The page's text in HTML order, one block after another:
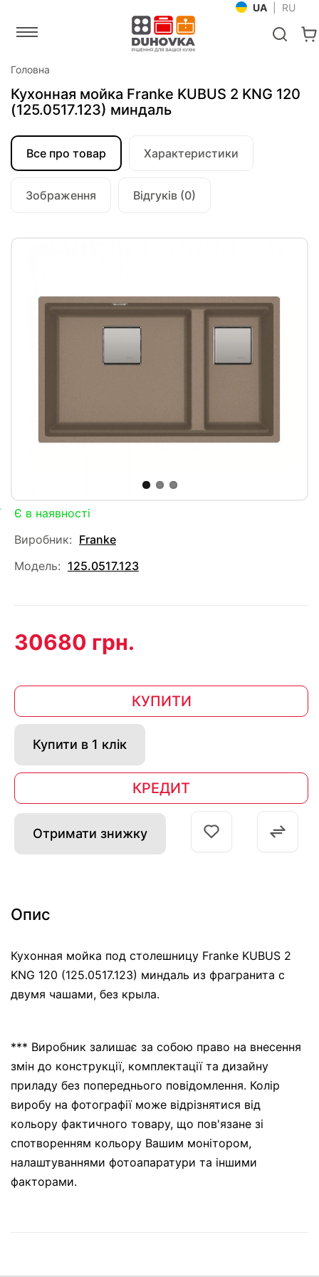
UA RU
Головна
Кухонная мойка Franke KUBUS 2 KNG 120
(125.0517.123) миндаль
Все про товар Характеристики
Зображення Відгуків (0)
Є в наявності
Виробник: Franke
Модель: 125.0517.123
30680 грн.
КУПИТИ
Купити в 1 клік
КРЕДИТ
Отримати знижку
Опис
Кухонная мойка под столешницу Franke KUBUS 2
KNG 120 (125.0517.123) миндаль из фрагранита с
двумя чашами, без крыла.
*** Виробник залишає за собою право на внесення
змін до конструкції, комплектації та дизайну
приладу без попереднього повідомлення. Колір
виробу на фотографії може відрізнятися від
кольору фактичного товару, що пов'язане зі
спотворенням кольору Вашим монітором,
налаштуваннями фотоапаратури та іншими
факторами.